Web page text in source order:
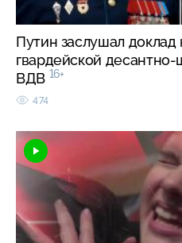
Путин заслушал
гвардейской
ВДВ 16+
474